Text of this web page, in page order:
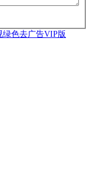
绿色去广告VIP版